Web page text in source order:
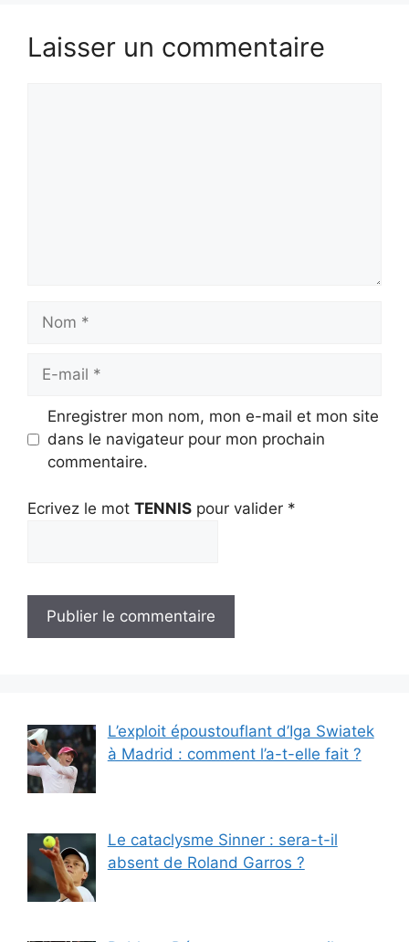
Laisser un commentaire
Nom
Enregistrer mon nom, mon e-mail et mon site
dans le navigateur pour mon prochain
commentaire.
Ecrivez le mot TENNIS pour valider *
L’exploit époustouflant d’Iga Swiatek
à Madrid : comment l’a-t-elle fait ?
Le cataclysme Sinner : sera-t-il
absent de Roland Garros ?